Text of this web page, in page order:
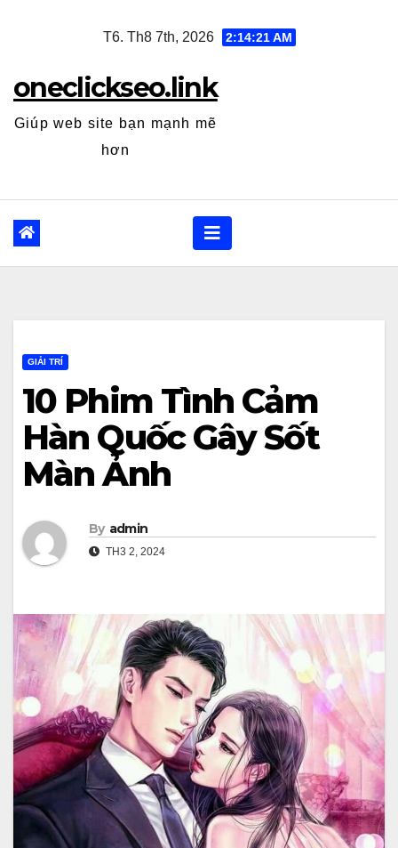
T6. Th8 7th, 2026 2:14:22 AM
oneclickseo.link
Giúp web site bạn mạnh mẽ
hơn
GIẢI TRÍ
10 Phim Tình Cảm
Hàn Quốc Gây Sốt
Màn Ảnh
By admin
TH3 2, 2024